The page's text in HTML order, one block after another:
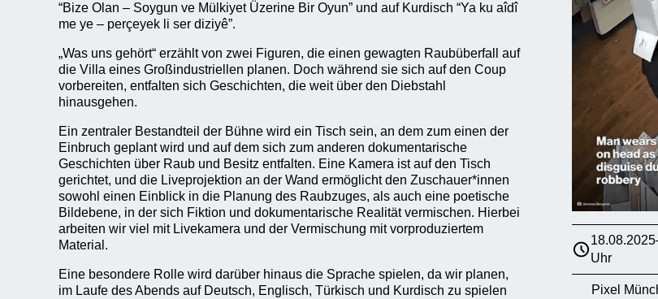
“Bize Olan – Soygun ve Mülkiyet Üzerine Bir Oyun” und auf Kurdisch “Ya ku aîdî
me ye – perçeyek li ser diziyê”.
„Was uns gehört“ erzählt von zwei Figuren, die einen gewagten Raubüberfall auf
die Villa eines Großindustriellen planen. Doch während sie sich auf den Coup
vorbereiten, entfalten sich Geschichten, die weit über den Diebstahl
hinausgehen.
Ein zentraler Bestandteil der Bühne wird ein Tisch sein, an dem zum einen der
Einbruch geplant wird und auf dem sich zum anderen dokumentarische
Geschichten über Raub und Besitz entfalten. Eine Kamera ist auf den Tisch
gerichtet, und die Liveprojektion an der Wand ermöglicht den Zuschauer*innen
sowohl einen Einblick in die Planung des Raubzuges, als auch eine poetische
Bildebene, in der sich Fiktion und dokumentarische Realität vermischen. Hierbei
arbeiten wir viel mit Livekamera und der Vermischung mit vorproduziertem
Material.
Eine besondere Rolle wird darüber hinaus die Sprache spielen, da wir planen,
im Laufe des Abends auf Deutsch, Englisch, Türkisch und Kurdisch zu spielen
Uhr
Pixel